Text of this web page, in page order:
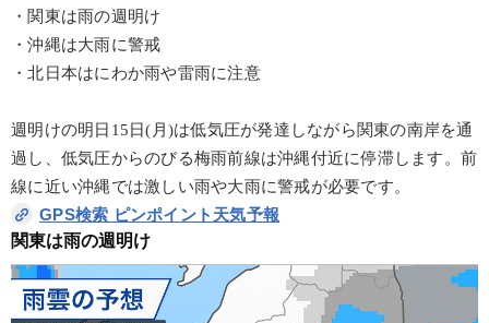
・関東は雨の週明け
・沖縄は大雨に警戒
・北日本はにわか雨や雷雨に注意
週明けの明日15日(月)は低気圧が発達しながら関東の南岸を通
過し、低気圧からのびる梅雨前線は沖縄付近に停滞します。前
線に近い沖縄では激しい雨や大雨に警戒が必要です。
GPS検索 ピンポイント天気予報
関東は雨の週明け